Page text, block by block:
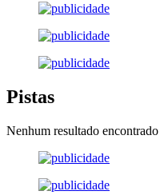
Pistas
Nenhum resultado encontrado